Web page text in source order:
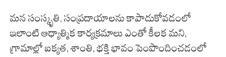
మన సంస్కృతి, సంప్రదాయాలను కాపాడుకోవడంలో
ఇలాంటి ఆధ్యాత్మిక కార్యక్రమాలు ఎంతో కీలక మని,
గ్రామాల్లో ఐక్యత, శాంతి, భక్తి భావం పెంపొందించడంలో